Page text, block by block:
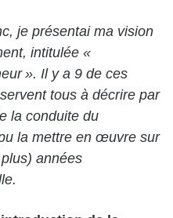
je présentai ma vision
intitulée «
». Il y a 9 de ces
tous à décrire par
la conduite du
la mettre en œuvre sur
années